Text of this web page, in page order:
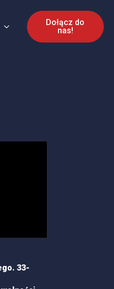
Dołącz do
nas!
33-